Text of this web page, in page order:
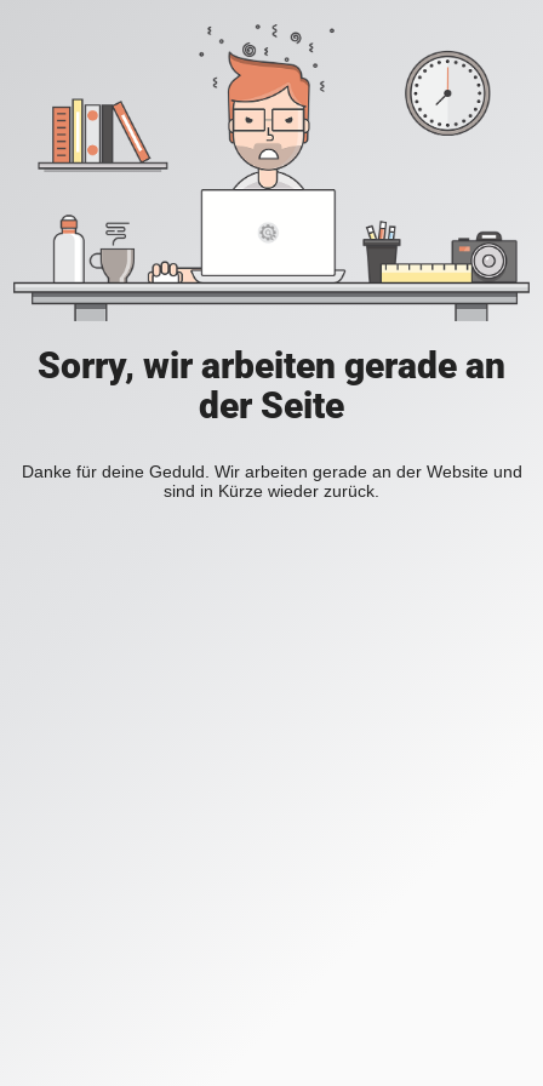
Sorry, wir arbeiten gerade an
der Seite
Danke für deine Geduld. Wir arbeiten gerade an der Website und
sind in Kürze wieder zurück.